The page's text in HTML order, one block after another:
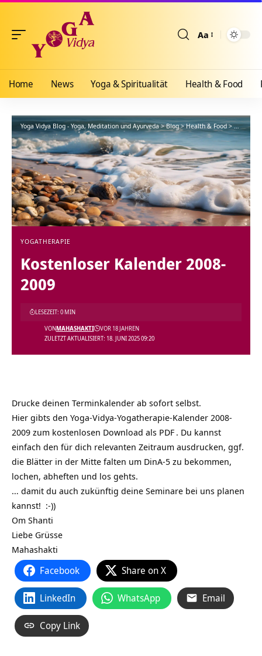
Aa
Home News Yoga & Spiritualität Health & Food
Yoga Vidya Blog - Yoga, Meditation und Ayurveda>Blog>Health & Food>
YOGATHERAPIE
Kostenloser Kalender 2008-
2009
ZULETZT AKTUALISIERT: 18. JUNI 2025 09:20
VONMAHASHAKTI VOR 18 JAHREN
LESEZEIT: 0 MIN
Drucke deinen Terminkalender ab sofort selbst.
Hier gibts den Yoga-Vidya-Yogatherapie-Kalender 2008-
2009 zum kostenlosen Download als PDF . Du kannst
einfach den für dich relevanten Zeitraum ausdrucken, ggf.
die Blätter in der Mitte falten um DinA-5 zu bekommen,
lochen, abheften und los gehts.
… damit du auch zukünftig deine Seminare bei uns planen
kannst! :-))
Om Shanti
Liebe Grüsse
Mahashakti
Facebook Share on X
LinkedIn WhatsApp Email
Copy Link